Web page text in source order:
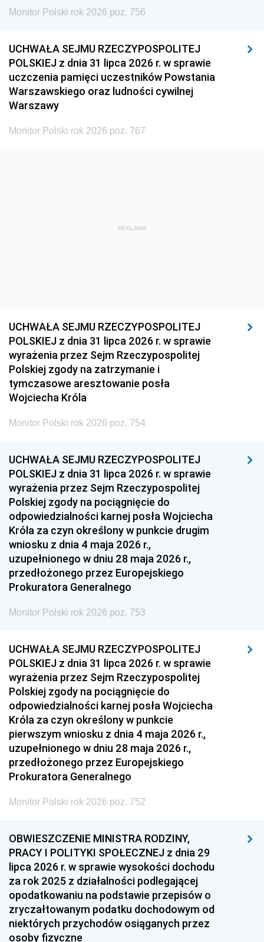
Monitor Polski rok 2026 poz. 756
UCHWAŁA SEJMU RZECZYPOSPOLITEJ
POLSKIEJ z dnia 31 lipca 2026 r. w sprawie
uczczenia pamięci uczestników Powstania
Warszawskiego oraz ludności cywilnej
Warszawy
Monitor Polski rok 2026 poz. 767
REKLAMA
UCHWAŁA SEJMU RZECZYPOSPOLITEJ
POLSKIEJ z dnia 31 lipca 2026 r. w sprawie
wyrażenia przez Sejm Rzeczypospolitej
Polskiej zgody na zatrzymanie i
tymczasowe aresztowanie posła
Wojciecha Króla
Monitor Polski rok 2026 poz. 754
UCHWAŁA SEJMU RZECZYPOSPOLITEJ
POLSKIEJ z dnia 31 lipca 2026 r. w sprawie
wyrażenia przez Sejm Rzeczypospolitej
Polskiej zgody na pociągnięcie do
odpowiedzialności karnej posła Wojciecha
Króla za czyn określony w punkcie drugim
wniosku z dnia 4 maja 2026 r.,
uzupełnionego w dniu 28 maja 2026 r.,
przedłożonego przez Europejskiego
Prokuratora Generalnego
Monitor Polski rok 2026 poz. 753
UCHWAŁA SEJMU RZECZYPOSPOLITEJ
POLSKIEJ z dnia 31 lipca 2026 r. w sprawie
wyrażenia przez Sejm Rzeczypospolitej
Polskiej zgody na pociągnięcie do
odpowiedzialności karnej posła Wojciecha
Króla za czyn określony w punkcie
pierwszym wniosku z dnia 4 maja 2026 r.,
uzupełnionego w dniu 28 maja 2026 r.,
przedłożonego przez Europejskiego
Prokuratora Generalnego
Monitor Polski rok 2026 poz. 752
OBWIESZCZENIE MINISTRA RODZINY,
PRACY I POLITYKI SPOŁECZNEJ z dnia 29
lipca 2026 r. w sprawie wysokości dochodu
za rok 2025 z działalności podlegającej
opodatkowaniu na podstawie przepisów o
zryczałtowanym podatku dochodowym od
niektórych przychodów osiąganych przez
osoby fizyczne